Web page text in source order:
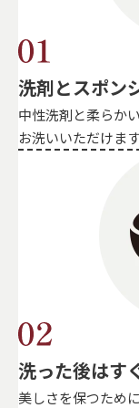
洗剤とスポン
中性洗剤と柔らか
お洗いいただけます
洗った後はす
美しさを保つため